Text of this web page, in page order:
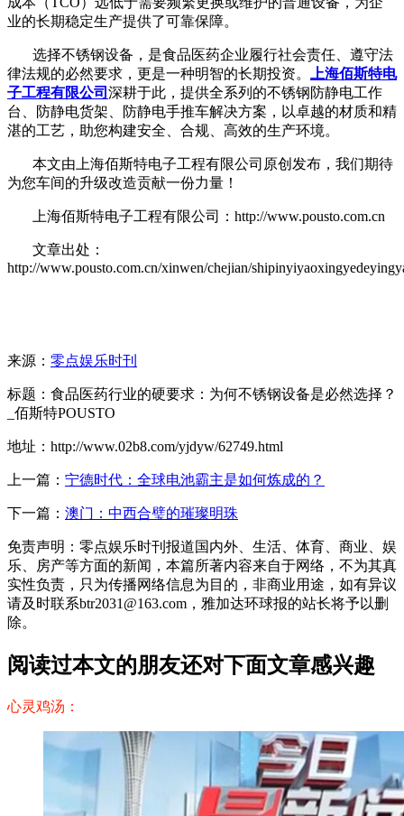
业的长期稳定生产提供了可靠保障。
选择不锈钢设备，是食品医药企业履行社会责任、遵守法
律法规的必然要求，更是一种明智的长期投资。
上海佰斯特电
子工程有限公司 深耕于此，提供全系列的不锈钢防静电工作
台、防静电货架、防静电手推车解决方案，以卓越的材质和精
湛的工艺，助您构建安全、合规、高效的生产环境。
本文由上海佰斯特电子工程有限公司原创发布，我们期待
为您车间的升级改造贡献一份力量！
上海佰斯特电子工程有限公司：http://www.pousto.com.cn
文章出处：
http://www.pousto.com.cn/xinwen/chejian/
来源： 零点娱乐时刊
标题：食品医药行业的硬要求：为何不锈钢设备是必然选择？
_佰斯特POUSTO
地址：http://www.02b8.com/yjdyw/62749.html
上一篇： 宁德时代：全球电池霸主是如何炼成的？
下一篇： 澳门：中西合璧的璀璨明珠
免责声明：零点娱乐时刊报道国内外、生活、体育、商业、娱
乐、房产等方面的新闻，本篇所著内容来自于网络，不为其真
实性负责，只为传播网络信息为目的，非商业用途，如有异议
请及时联系btr2031@163.com，雅加达环球报的站长将予以删
除。
阅读过本文的朋友还对下面文章感兴趣
心灵鸡汤：